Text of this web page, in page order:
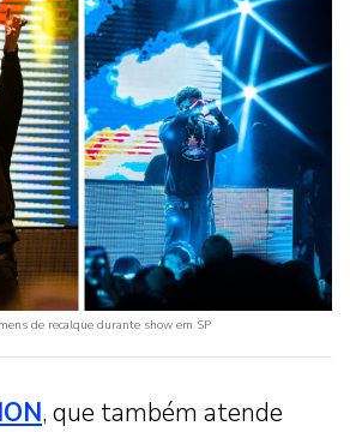
de recalque durante show em SP
, que também atende